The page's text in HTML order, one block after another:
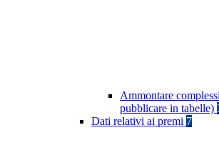
Ammontare
pubblicare in tabelle)
Dati relativi ai premi 7